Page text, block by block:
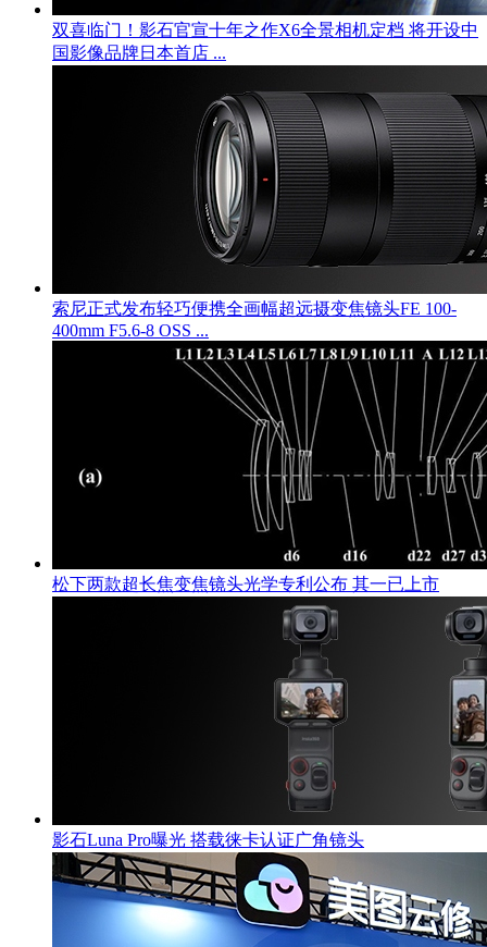
双喜临门！影石官宣十年之作X6全景相机定档 将开设中
国影像品牌日本首店 ...
索尼正式发布轻巧便携全画幅超远摄变焦镜头FE 100-
400mm F5.6-8 OSS ...
松下两款超长焦变焦镜头光学专利公布 其一已上市
影石Luna Pro曝光 搭载徕卡认证广角镜头